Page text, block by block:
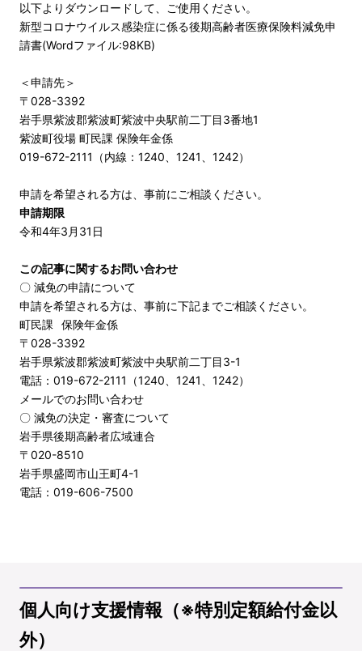
以下よりダウンロードして、ご使用ください。
新型コロナウイルス感染症に係る後期高齢者医療保険料減免申
請書(Wordファイル:98KB)
＜申請先＞
〒028-3392
岩手県紫波郡紫波町紫波中央駅前二丁目3番地1
紫波町役場 町民課 保険年金係
019-672-2111（内線：1240、1241、1242）
申請を希望される方は、事前にご相談ください。
申請期限
令和4年3月31日
この記事に関するお問い合わせ
〇 減免の申請について
申請を希望される方は、事前に下記までご相談ください。
町民課
保険年金係
〒028-3392
岩手県紫波郡紫波町紫波中央駅前二丁目3-1
電話：019-672-2111（1240、1241、1242）
メールでのお問い合わせ
〇 減免の決定・審査について
岩手県後期高齢者広域連合
〒020-8510
岩手県盛岡市山王町4-1
電話：019-606-7500
個人向け支援情報（※特別定額給付金以
外）